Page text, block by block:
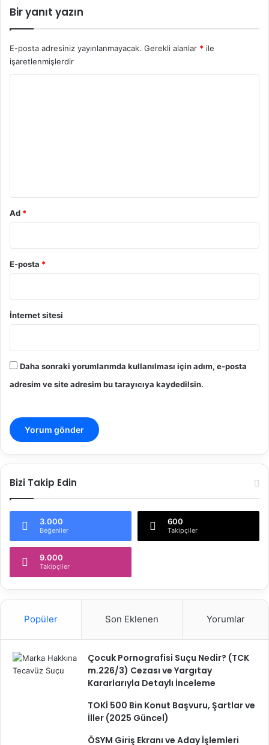
Bir yanıt yazın
E-posta adresiniz yayınlanmayacak. Gerekli alanlar * ile
işaretlenmişlerdir
Ad *
E-posta *
İnternet sitesi
Daha sonraki yorumlarımda kullanılması için adım, e-posta
adresim ve site adresim bu tarayıcıya kaydedilsin.
Bizi Takip Edin
3.000
Beğeniler
600
Takipçiler
9.000
Takipçiler
Popüler Son Eklenen Yorumlar
Çocuk Pornografisi Suçu Nedir? (TCK
m.226/3) Cezası ve Yargıtay
Kararlarıyla Detaylı İnceleme
TOKİ 500 Bin Konut Başvuru, Şartlar ve
İller (2025 Güncel)
ÖSYM Giriş Ekranı ve Aday İşlemleri